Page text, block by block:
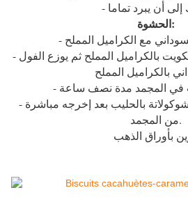
الحشوة:
- يدهن وسط كل قطعة بسكويت بالكراميل المملح ثم يوزع الفول
في المجمد مدة نصف ساعة
- يغمس البسكويت في الشوكولاتة بالحليب بعد إخرجه مباشرة
من المجمد.